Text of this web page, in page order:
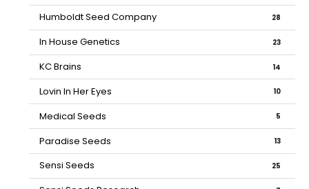
Humboldt Seed Company 28
In House Genetics 23
KC Brains 14
Lovin In Her Eyes 10
Medical Seeds 5
Paradise Seeds 13
Sensi Seeds 25